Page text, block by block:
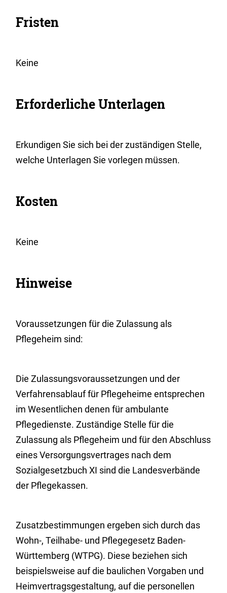
Fristen
Keine
Erforderliche Unterlagen
Erkundigen Sie sich bei der zuständigen Stelle,
welche Unterlagen Sie vorlegen müssen.
Kosten
Keine
Hinweise
Voraussetzungen für die Zulassung als
Pflegeheim sind:
Die Zulassungsvoraussetzungen und der
Verfahrensablauf für Pflegeheime entsprechen
im Wesentlichen denen für ambulante
Pflegedienste. Zuständige Stelle für die
Zulassung als Pflegeheim und für den Abschluss
eines Versorgungsvertrages nach dem
Sozialgesetzbuch XI sind die Landesverbände
der Pflegekassen.
Zusatzbestimmungen ergeben sich durch das
Wohn-, Teilhabe- und Pflegegesetz Baden-
Württemberg (WTPG). Diese beziehen sich
beispielsweise auf die baulichen Vorgaben und
Heimvertragsgestaltung, auf die personellen